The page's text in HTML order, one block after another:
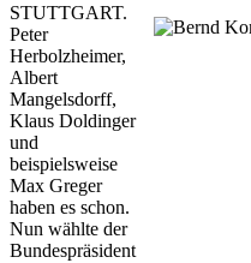
STUTTGART.
Peter
Herbolzheimer,
Albert
Mangelsdorff,
Klaus Doldinger
und
beispielsweise
Max Greger
haben es schon.
Nun wählte der
Bundespräsident